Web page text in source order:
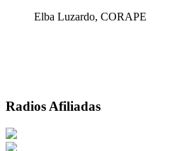
Elba Luzardo, CORAPE
Radios Afiliadas